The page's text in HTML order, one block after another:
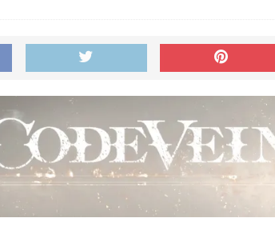
Daedalic Entertainment enthüllt
[ 07/08/2026 ] Little Sheep Valley: Erste
gemütlichen Mittelmeer-Ranch-Building-Spiel
[ 07/08/2026 ] Rainbow Billy: The Book of Fears
zur Sequel-Fortsetzung ab sofort auf Steam